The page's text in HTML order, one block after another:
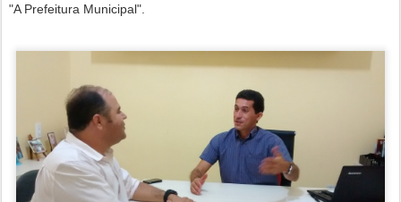
"A Prefeitura Municipal".